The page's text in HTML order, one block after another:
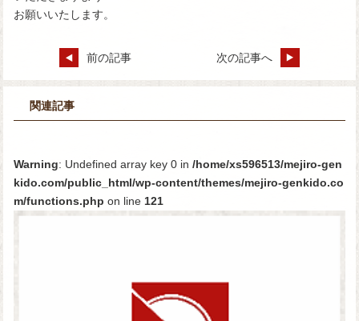
お願いいたします。
前の記事 次の記事へ
関連記事
Warning: Undefined array key 0 in /home/xs596513/mejiro-gen
kido.com/public_html/wp-content/themes/mejiro-genkido.co
m/functions.php on line 121